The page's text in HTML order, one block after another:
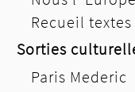
Recueil textes
Sorties
Paris Mederic